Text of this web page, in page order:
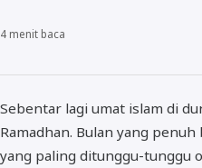
4 menit baca
Sebentar lagi umat islam di
Ramadhan. Bulan yang
yang paling ditunggu-tunggu